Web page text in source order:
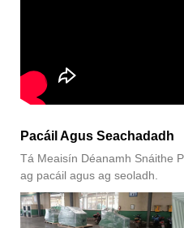
Pacáil Agus Seachadadh
Tá Meaisín Déanamh Snáithe
ag pacáil agus ag seoladh.